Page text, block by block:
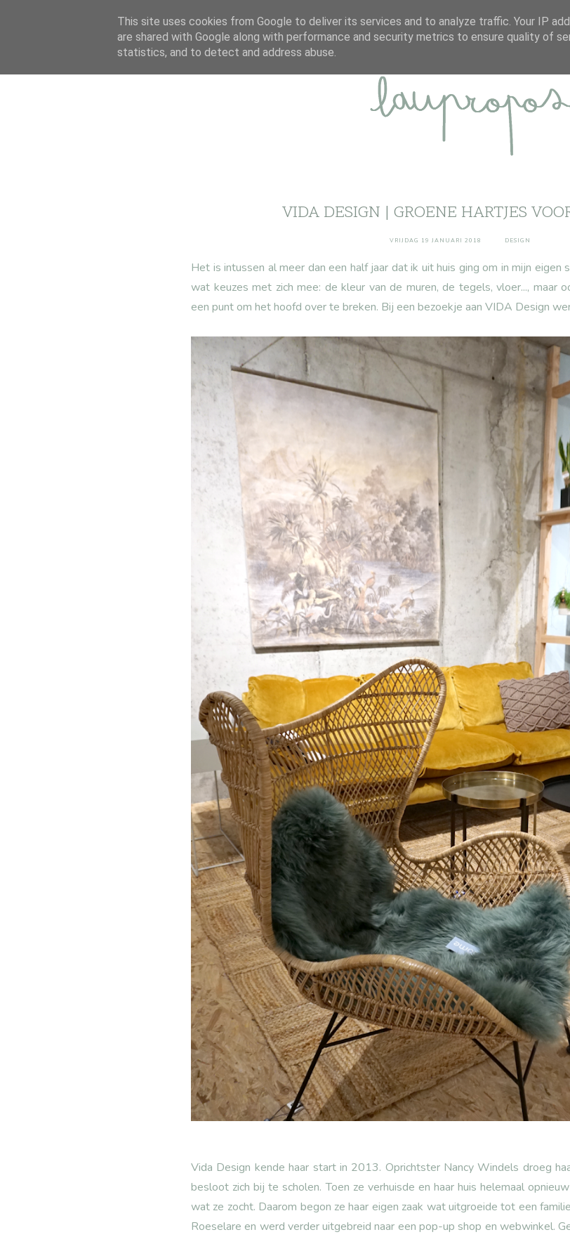
ABOUT DISCLAIMER CONTACT
VIDA DESIGN | GROENE HARTJES
VRIJDAG 19 JANUARI 2018 DESIGN
Het is intussen al meer dan een half jaar dat ik uit huis ging om in mijn
wat keuzes met zich mee: de kleur van de muren, de tegels, vloer..., maar
een punt om het hoofd over te breken. Bij een bezoekje aan VIDA Design
Vida Design kende haar start in 2013. Oprichtster Nancy Windels droeg
besloot zich bij te scholen. Toen ze verhuisde en haar huis helemaal
wat ze zocht. Daarom begon ze haar eigen zaak wat uitgroeide tot een
Roeselare en werd verder uitgebreid naar een pop-up shop en webwinkel.
This site uses cookies from Google to deliver its services and to analyze traffic. Your IP
are shared with Google along with performance and security metrics to ensure quality of
statistics, and to detect and address abuse.